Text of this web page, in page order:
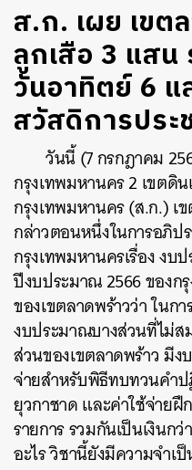
ส.ก. เผย เขต
ลูกเสือ 3 แส
วันอาทิตย์ 6
สวัสดิการปร
วันนี้ (7 กรกฎาคม
กรุงเทพมหานคร 2 เขต
กรุงเทพมหานคร (ส.ก.) เ
กล่าวตอนหนึ่งในการอภิ
กรุงเทพมหานครเรื่อง งบ
ปีงบประมาณ 2566 ของก
ของเขตลาดพร้าวว่า ในก
งบประมาณบางส่วนที่ไม่ส
ส่วนของเขตลาดพร้าว มีง
จ่ายสำหรับพิธีทบทวนคำ
ยุวกาชาด และค่าใช้จ่ายฝึ
รายการ รวมกันเป็นเงินก
อะไร วิชานี้ยังมีความจำเ